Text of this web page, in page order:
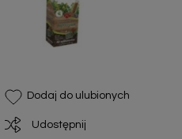
Dodaj do ulubionych
Udostępnij